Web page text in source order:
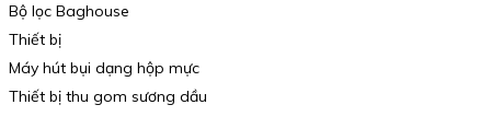
Bộ lọc Baghouse
Thiết bị
Máy hút bụi dạng hộp mực
Thiết bị thu gom sương dầu